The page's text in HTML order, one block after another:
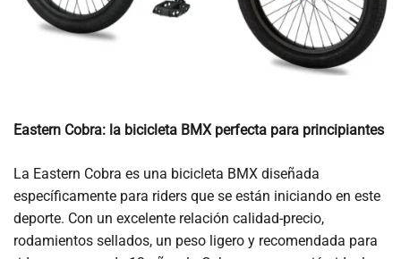
Eastern Cobra: la bicicleta BMX perfecta para principiantes
La Eastern Cobra es una bicicleta BMX diseñada
específicamente para riders que se están iniciando en este
deporte. Con un excelente relación calidad-precio,
rodamientos sellados, un peso ligero y recomendada para